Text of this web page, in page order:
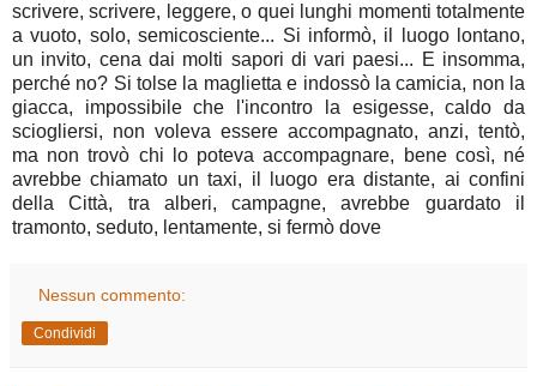
scrivere, scrivere, leggere, o quei lunghi momenti totalmente
a vuoto, solo, semicosciente... Si informò, il luogo lontano,
un invito, cena dai molti sapori di vari paesi... E insomma,
perché no? Si tolse la maglietta e indossò la camicia, non la
giacca, impossibile che l'incontro la esigesse, caldo da
sciogliersi, non voleva essere accompagnato, anzi, tentò,
ma non trovò chi lo poteva accompagnare, bene così, né
avrebbe chiamato un taxi, il luogo era distante, ai confini
della Città, tra alberi, campagne, avrebbe guardato il
tramonto, seduto, lentamente, si fermò dove
Nessun commento:
Condividi